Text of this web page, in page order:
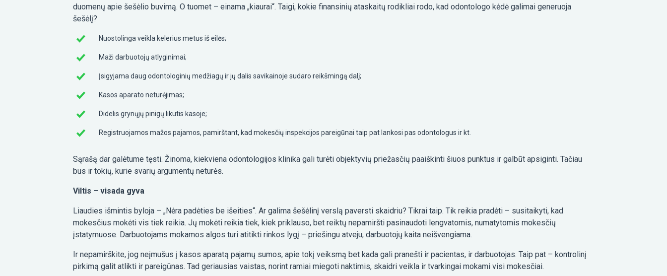
duomenų apie šešėlio buvimą. O tuomet – einama „kiaurai“. Taigi, kokie finansinių ataskaitų rodikliai rodo, kad odontologo kėdė galimai generuoja
šešėlį?
Nuostolinga veikla kelerius metus iš eilės;
Maži darbuotojų atlyginimai;
Įsigyjama daug odontologinių medžiagų ir jų dalis savikainoje sudaro reikšmingą dalį;
Kasos aparato neturėjimas;
Didelis grynųjų pinigų likutis kasoje;
Registruojamos mažos pajamos, pamirštant, kad mokesčių inspekcijos pareigūnai taip pat lankosi pas odontologus ir kt.
Sąrašą dar galėtume tęsti. Žinoma, kiekviena odontologijos klinika gali turėti objektyvių priežasčių paaiškinti šiuos punktus ir galbūt apsiginti. Tačiau
bus ir tokių, kurie svarių argumentų neturės.
Viltis – visada gyva
Liaudies išmintis byloja – „Nėra padėties be išeities“. Ar galima šešėlinį verslą paversti skaidriu? Tikrai taip. Tik reikia pradėti – susitaikyti, kad
mokesčius mokėti vis tiek reikia. Jų mokėti reikia tiek, kiek priklauso, bet reiktų nepamiršti pasinaudoti lengvatomis, numatytomis mokesčių
įstatymuose. Darbuotojams mokamos algos turi atitikti rinkos lygį – priešingu atveju, darbuotojų kaita neišvengiama.
Ir nepamirškite, jog neįmušus į kasos aparatą pajamų sumos, apie tokį veiksmą bet kada gali pranešti ir pacientas, ir darbuotojas. Taip pat – kontrolinį
pirkimą galit atlikti ir pareigūnas. Tad geriausias vaistas, norint ramiai miegoti naktimis, skaidri veikla ir tvarkingai mokami visi mokesčiai.